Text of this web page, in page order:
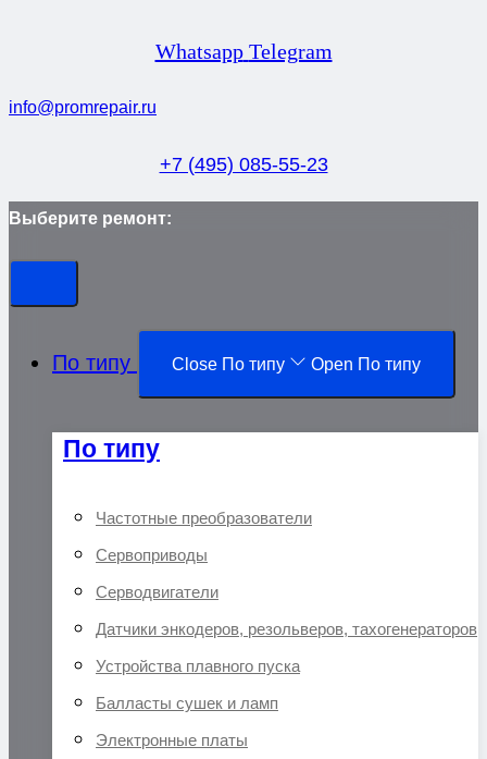
Whatsapp Telegram
info@promrepair.ru
+7 (495) 085-55-23
Выберите ремонт:
По типу Close По типу Open По типу
По типу
Частотные преобразователи
Сервоприводы
Серводвигатели
Датчики энкодеров, резольверов, тахогенераторов
Устройства плавного пуска
Балласты сушек и ламп
Электронные платы